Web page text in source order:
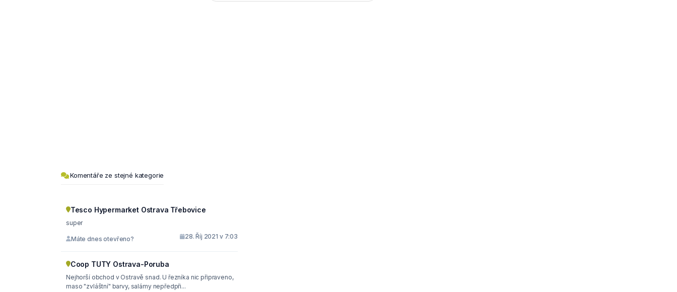
Komentáře ze stejné kategorie
Tesco Hypermarket Ostrava Třebovice
super
Máte dnes otevřeno? 28. Říj 2021 v 7:03
Coop TUTY Ostrava-Poruba
Nejhorší obchod v Ostravě snad. U řezníka nic připraveno,
maso "zvláštní" barvy, salámy nepředpři...